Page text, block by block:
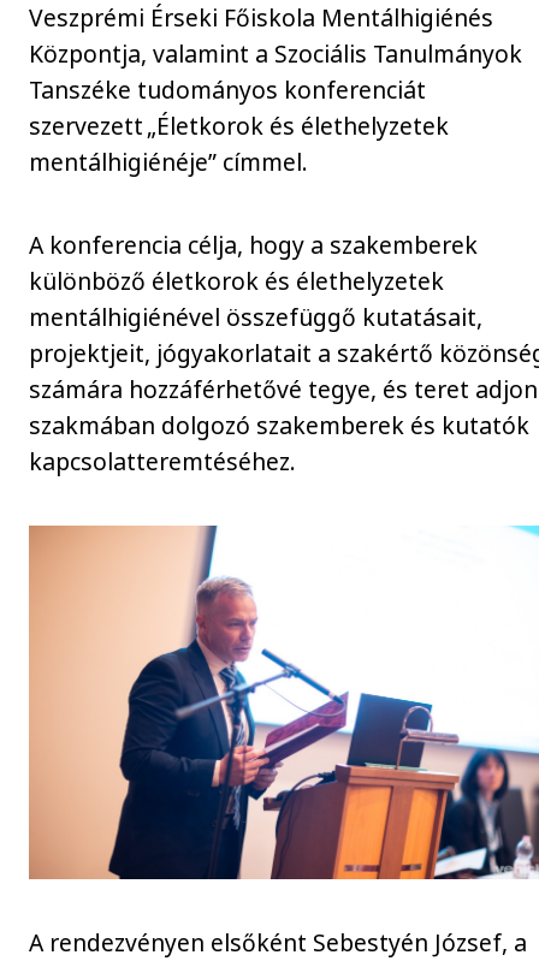
Veszprémi Érseki Főiskola Mentálhigiénés
Központja, valamint a Szociális Tanulmányok
Tanszéke tudományos konferenciát
szervezett „Életkorok és élethelyzetek
mentálhigiénéje” címmel.
A konferencia célja, hogy a szakemberek
különböző életkorok és élethelyzetek
mentálhigiénével összefüggő kutatásait,
projektjeit, jógyakorlatait a szakértő
számára hozzáférhetővé tegye, és teret
szakmában dolgozó szakemberek és kutatók
kapcsolatteremtéséhez.
A rendezvényen elsőként Sebestyén József, a